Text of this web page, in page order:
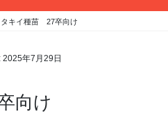
タキイ種苗 27卒向け
2025年7月29日
向け